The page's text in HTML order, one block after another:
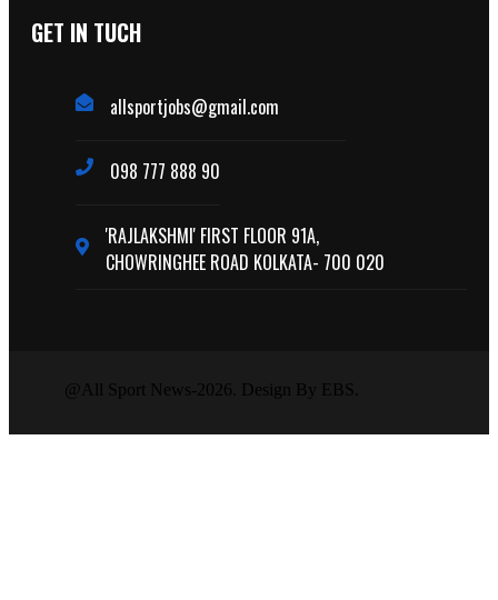
GET IN TUCH
allsportjobs@gmail.com
098 777 888 90
'RAJLAKSHMI' FIRST FLOOR 91A,
CHOWRINGHEE ROAD KOLKATA- 700 020
@All Sport News-2026. Design By EBS.